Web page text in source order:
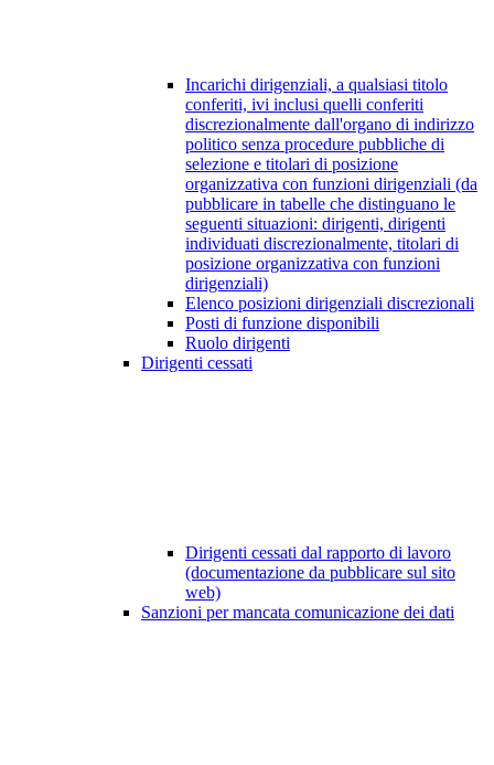
Incarichi dirigenziali, a qualsiasi titolo
conferiti, ivi inclusi quelli conferiti
discrezionalmente dall'organo di indirizzo
politico senza procedure pubbliche di
selezione e titolari di posizione
organizzativa con funzioni dirigenziali (da
pubblicare in tabelle che distinguano le
seguenti situazioni: dirigenti, dirigenti
individuati discrezionalmente, titolari di
posizione organizzativa con funzioni
dirigenziali)
Elenco posizioni dirigenziali discrezionali
Posti di funzione disponibili
Ruolo dirigenti
Dirigenti cessati
Dirigenti cessati dal rapporto di lavoro
(documentazione da pubblicare sul sito
web)
Sanzioni per mancata comunicazione dei dati